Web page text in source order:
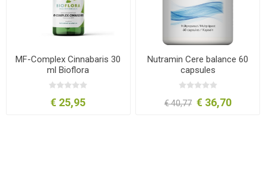
MF-Complex Cinnabaris 30
ml Bioflora
€ 25,95
Nutramin Cere balance 60
capsules
€ 40,77 € 36,70